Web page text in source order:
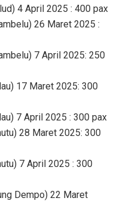
4 April 2025 : 400 pax
26 Maret 2025 :
7 April 2025: 250
17 Maret 2025: 300
7 April 2025 : 300 pax
28 Maret 2025: 300
7 April 2025 : 300
Dempo) 22 Maret